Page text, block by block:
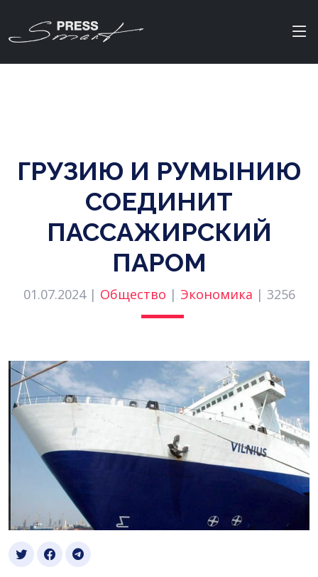
ГРУЗИЮ И РУМЫНИЮ
СОЕДИНИТ
ПАССАЖИРСКИЙ
ПАРОМ
01.07.2024 | Общество | Экономика | 3256